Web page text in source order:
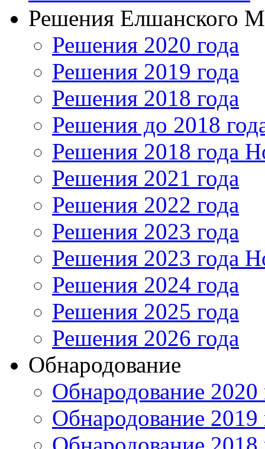
Решения Елшанского
Решения 2020 года
Решения 2019 года
Решения 2018 года
Решения до 2018
Решения 2018 года
Решения 2021 года
Решения 2022 года
Решения 2023 года
Решения 2023 года
Решения 2024 года
Решения 2025 года
Решения 2026 года
Обнародование
Обнародование 2020
Обнародование 2019